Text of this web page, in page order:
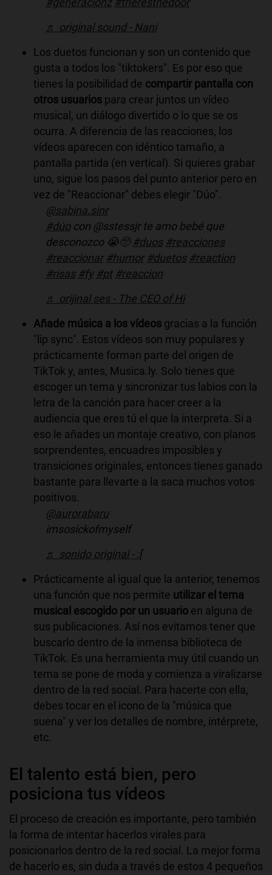
♬ original sound - Nani
Los duetos funcionan y son un contenido que
gusta a todos los "tiktokers". Es por eso que
tienes la posibilidad de compartir pantalla con
otros usuarios para crear juntos un vídeo
musical, un diálogo divertido o lo que se os
ocurra. A diferencia de las reacciones, los
vídeos aparecen con idéntico tamaño, a
pantalla partida (en vertical). Si quieres grabar
uno, sigue los pasos del punto anterior pero en
vez de "Reaccionar" debes elegir "Dúo".
@sabina.sinr
#dúocon @sstessjr te amo bebé que
desconozco 😭🥺#duos #reacciones
#reaccionar #humor #duetos #reaction
#risas #fy #pt #reaccion
♬ orijinal ses - The CEO of Hi
Añade música a los vídeos gracias a la función
"lip sync". Estos vídeos son muy populares y
prácticamente forman parte del origen de
TikTok y, antes, Musica.ly. Solo tienes que
escoger un tema y sincronizar tus labios con la
letra de la canción para hacer creer a la
audiencia que eres tú el que la interpreta. Si a
eso le añades un montaje creativo, con planos
sorprendentes, encuadres imposibles y
transiciones originales, entonces tienes ganado
bastante para llevarte a la saca muchos votos
positivos.
@aurorabaru
imsosickofmyself
♬ sonido original - :[
Prácticamente al igual que la anterior, tenemos
una función que nos permite utilizar el tema
musical escogido por un usuario en alguna de
sus publicaciones. Así nos evitamos tener que
buscarlo dentro de la inmensa biblioteca de
TikTok. Es una herramienta muy útil cuando un
tema se pone de moda y comienza a viralizarse
dentro de la red social. Para hacerte con ella,
debes tocar en el icono de la "música que
suena" y ver los detalles de nombre, intérprete,
etc.
El talento está bien, pero
posiciona tus vídeos
El proceso de creación es importante, pero también
la forma de intentar hacerlos virales para
posicionarlos dentro de la red social. La mejor forma
de hacerlo es, sin duda a través de estos 4 pequeños